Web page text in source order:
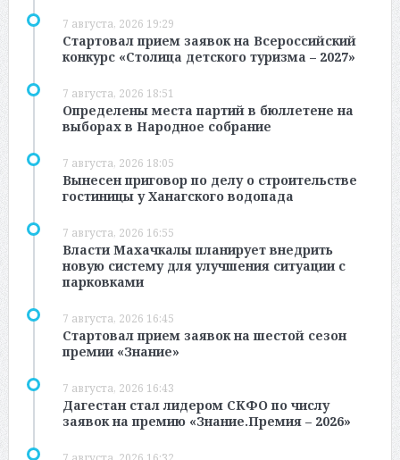
7 августа, 2026 19:29
Стартовал прием заявок на Всероссийский
конкурс «Столица детского туризма – 2027»
7 августа, 2026 18:51
Определены места партий в бюллетене на
выборах в Народное собрание
7 августа, 2026 18:05
Вынесен приговор по делу о строительстве
гостиницы у Ханагского водопада
7 августа, 2026 16:55
Власти Махачкалы планирует внедрить
новую систему для улучшения ситуации с
парковками
7 августа, 2026 16:45
Стартовал прием заявок на шестой сезон
премии «Знание»
7 августа, 2026 16:43
Дагестан стал лидером СКФО по числу
заявок на премию «Знание.Премия – 2026»